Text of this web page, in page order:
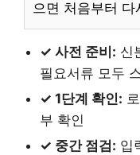
으면 처음부터
✓ 사전 준비: 신
필요서류 모두
✓ 1단계 확인:
부 확인
✓ 중간 점검: 입